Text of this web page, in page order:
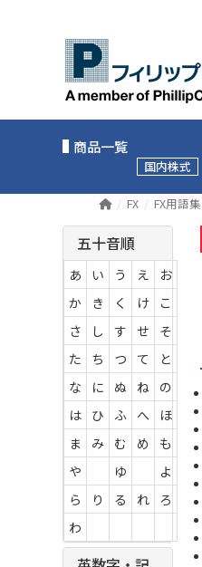
商品一覧
国内株式
FX FX用語集
五十音順
あ い う え
お
か
き く け
こ
さ
し す せ
そ
た
ち つ て
と
な
に ぬ ね
の
は
ひ ふ へ
ほ
ま
み む め
も
や
ゆ
よ
ら
り る れ
ろ
わ